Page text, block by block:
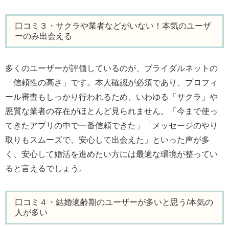
口コミ３・サクラや業者などがいない！本気のユーザ
ーのみ出会える
多くのユーザーが評価しているのが、ブライダルネットの
「信頼性の高さ」です。本人確認が必須であり、プロフィ
ール審査もしっかり行われるため、いわゆる「サクラ」や
悪質な業者の存在がほとんど見られません。「今まで使っ
てきたアプリの中で一番信頼できた」「メッセージのやり
取りもスムーズで、安心して出会えた」といった声が多
く、安心して婚活を進めたい方には最適な環境が整ってい
ると言えるでしょう。
口コミ４・結婚適齢期のユーザーが多いと思う/本気の
人が多い